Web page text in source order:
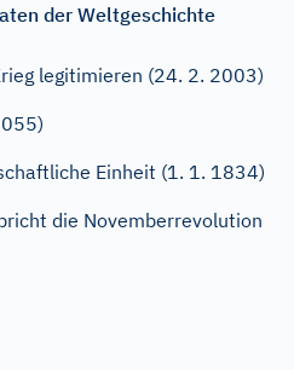
der Weltgeschichte
legitimieren (24. 2. 2003)
Einheit (1. 1. 1834)
die Novemberrevolution